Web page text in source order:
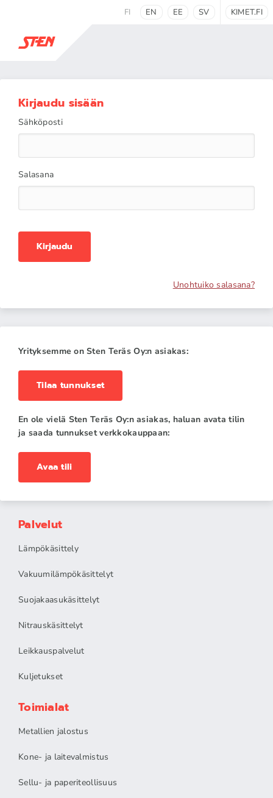
FI EN EE SV KIMET.FI
Kirjaudu sisään
Sähköposti
Salasana
Kirjaudu
Unohtuiko salasana?
Yrityksemme on Sten Teräs Oy:n asiakas:
Tilaa tunnukset
En ole vielä Sten Teräs Oy:n asiakas, haluan avata tilin
ja saada tunnukset verkkokauppaan:
Avaa tili
Palvelut
Lämpökäsittely
Vakuumilämpökäsittelyt
Suojakaasukäsittelyt
Nitrauskäsittelyt
Leikkauspalvelut
Kuljetukset
Toimialat
Metallien jalostus
Kone- ja laitevalmistus
Sellu- ja paperiteollisuus